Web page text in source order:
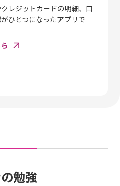
レジットカードの明細、口
ひとつになったアプリで
勉強